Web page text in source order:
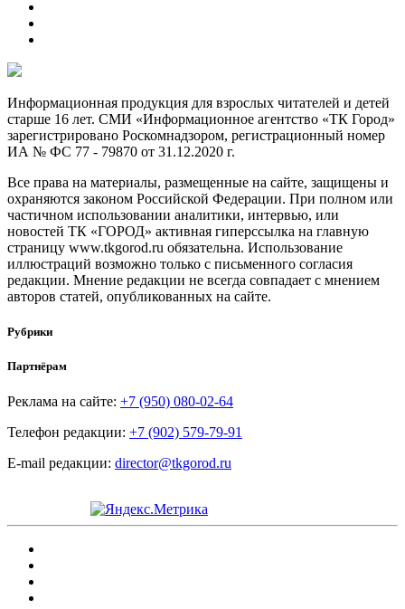
Информационная продукция для взрослых читателей и детей
старше 16 лет. СМИ «Информационное агентство «ТК Город»
зарегистрировано Роскомнадзором, регистрационный номер
ИА № ФС 77 - 79870 от 31.12.2020 г.
Все права на материалы, размещенные на сайте, защищены и
охраняются законом Российской Федерации. При полном или
частичном использовании аналитики, интервью, или
новостей ТК «ГОРОД» активная гиперссылка на главную
страницу www.tkgorod.ru обязательна. Использование
иллюстраций возможно только с письменного согласия
редакции. Мнение редакции не всегда совпадает с мнением
авторов статей, опубликованных на сайте.
Рубрики
Партнёрам
Реклама на сайте: +7 (950) 080-02-64
Телефон редакции: +7 (902) 579-79-91
E-mail редакции: director@tkgorod.ru